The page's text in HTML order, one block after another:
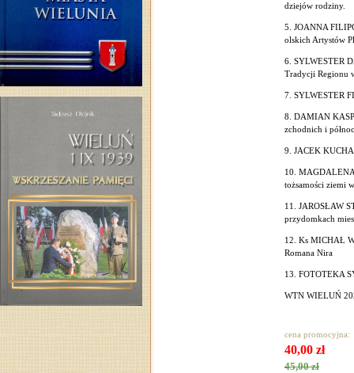
dziejów rodziny.
5. JOANNA
olskich Artystów
6. SYLWESTER
Tradycji Regionu
7. SYLWESTER
8. DAMIAN
zchodnich i
9. JACEK
10.
tożsamości ziemi
11. JAROSŁAW
przydomkach
12. Ks MICHAŁ
Romana Nira
13. FOTOTEKA
WTN WIELUŃ
cena promocyjna:
40,00 zł
45,00 zł